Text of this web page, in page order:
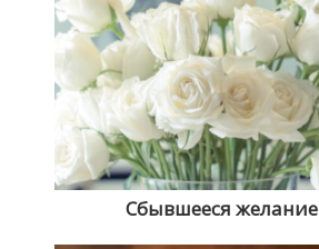
Сбывшееся желание